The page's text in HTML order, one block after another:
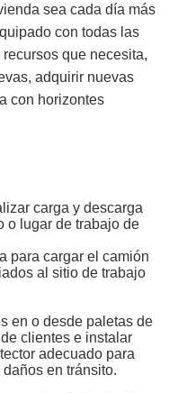
sea cada día más
con todas las
que necesita,
adquirir nuevas
con horizontes
carga y descarga
o lugar de trabajo de
para cargar el camión
al sitio de trabajo
en o desde paletas de
clientes e instalar
adecuado para
en tránsito.